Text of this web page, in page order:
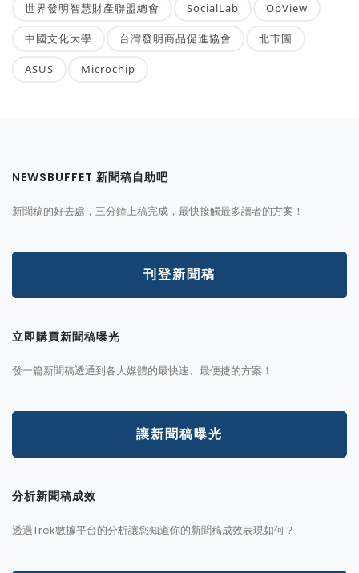
世界發明智慧財產聯盟總會 SocialLab OpView
中國文化大學 台灣發明商品促進協會 北市圖
ASUS Microchip
NEWSBUFFET 新聞稿自助吧
新聞稿的好去處，三分鐘上稿完成，最快接觸最多讀者的方案！
刊登新聞稿
立即購買新聞稿曝光
發一篇新聞稿透通到各大媒體的最快速、最便捷的方案！
讓新聞稿曝光
分析新聞稿成效
透過Trek數據平台的分析讓您知道你的新聞稿成效表現如何？